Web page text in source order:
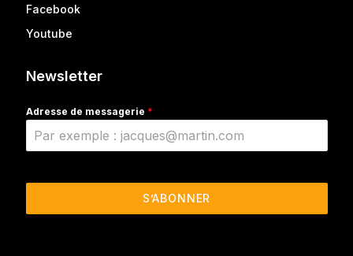
Facebook
Youtube
Newsletter
Adresse de messagerie *
S’ABONNER